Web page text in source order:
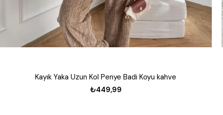
Kayık Yaka Uzun Kol Penye Badi Koyu kahve
₺449,99